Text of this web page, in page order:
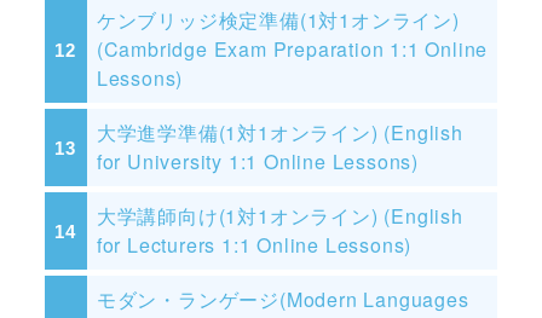
ケンブリッジ検定準備(1対1オンライン)
(Cambridge Exam Preparation 1:1 Online
Lessons)
大学進学準備(1対1オンライン) (English
for University 1:1 Online Lessons)
大学講師向け(1対1オンライン) (English
for Lecturers 1:1 Online Lessons)
モダン・ランゲージ(Modern Languages